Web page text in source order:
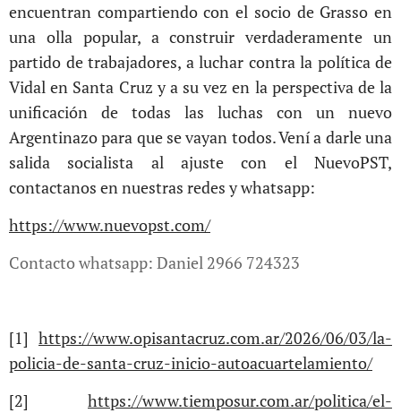
encuentran compartiendo con el socio de Grasso en
una olla popular, a construir verdaderamente un
partido de trabajadores, a luchar contra la política de
Vidal en Santa Cruz y a su vez en la perspectiva de la
unificación de todas las luchas con un nuevo
Argentinazo para que se vayan todos. Vení a darle una
salida socialista al ajuste con el NuevoPST,
contactanos en nuestras redes y whatsapp:
https://www.nuevopst.com/
Contacto whatsapp: Daniel 2966 724323
[1] https://www.opisantacruz.com.ar/2026/06/03/la-
policia-de-santa-cruz-inicio-autoacuartelamiento/
[2] https://www.tiemposur.com.ar/politica/el-